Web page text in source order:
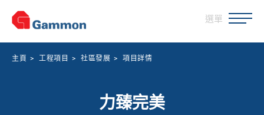
選單
主頁 > 工程項目 > 社區發展 > 項目詳情
力臻完美